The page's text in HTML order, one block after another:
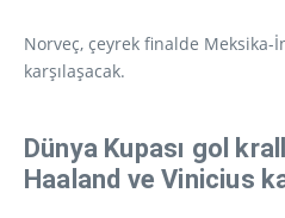
Norveç, çeyrek finalde Meksika-
karşılaşacak.
Dünya Kupası gol
Haaland ve Vinicius